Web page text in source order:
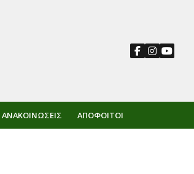
ΑΝΑΚΟΙΝΏΣΕΙΣ ΑΠΌΦΟΙΤΟΙ